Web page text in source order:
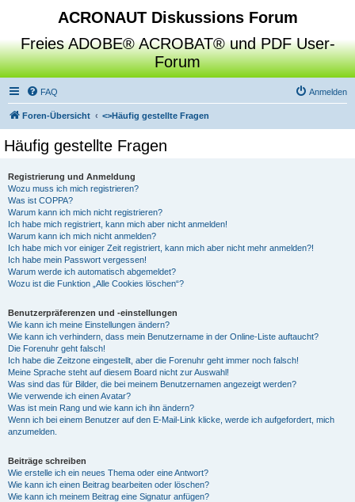
ACRONAUT Diskussions Forum
Freies ADOBE® ACROBAT® und PDF User-
Forum
FAQ Anmelden
Foren-Übersicht <>Häufig gestellte Fragen
Häufig gestellte Fragen
Registrierung und Anmeldung
Wozu muss ich mich registrieren?
Was ist COPPA?
Warum kann ich mich nicht registrieren?
Ich habe mich registriert, kann mich aber nicht anmelden!
Warum kann ich mich nicht anmelden?
Ich habe mich vor einiger Zeit registriert, kann mich aber nicht mehr anmelden?!
Ich habe mein Passwort vergessen!
Warum werde ich automatisch abgemeldet?
Wozu ist die Funktion „Alle Cookies löschen“?
Benutzerpräferenzen und -einstellungen
Wie kann ich meine Einstellungen ändern?
Wie kann ich verhindern, dass mein Benutzername in der Online-Liste auftaucht?
Die Forenuhr geht falsch!
Ich habe die Zeitzone eingestellt, aber die Forenuhr geht immer noch falsch!
Meine Sprache steht auf diesem Board nicht zur Auswahl!
Was sind das für Bilder, die bei meinem Benutzernamen angezeigt werden?
Wie verwende ich einen Avatar?
Was ist mein Rang und wie kann ich ihn ändern?
Wenn ich bei einem Benutzer auf den E-Mail-Link klicke, werde ich aufgefordert, mich
anzumelden.
Beiträge schreiben
Wie erstelle ich ein neues Thema oder eine Antwort?
Wie kann ich einen Beitrag bearbeiten oder löschen?
Wie kann ich meinem Beitrag eine Signatur anfügen?